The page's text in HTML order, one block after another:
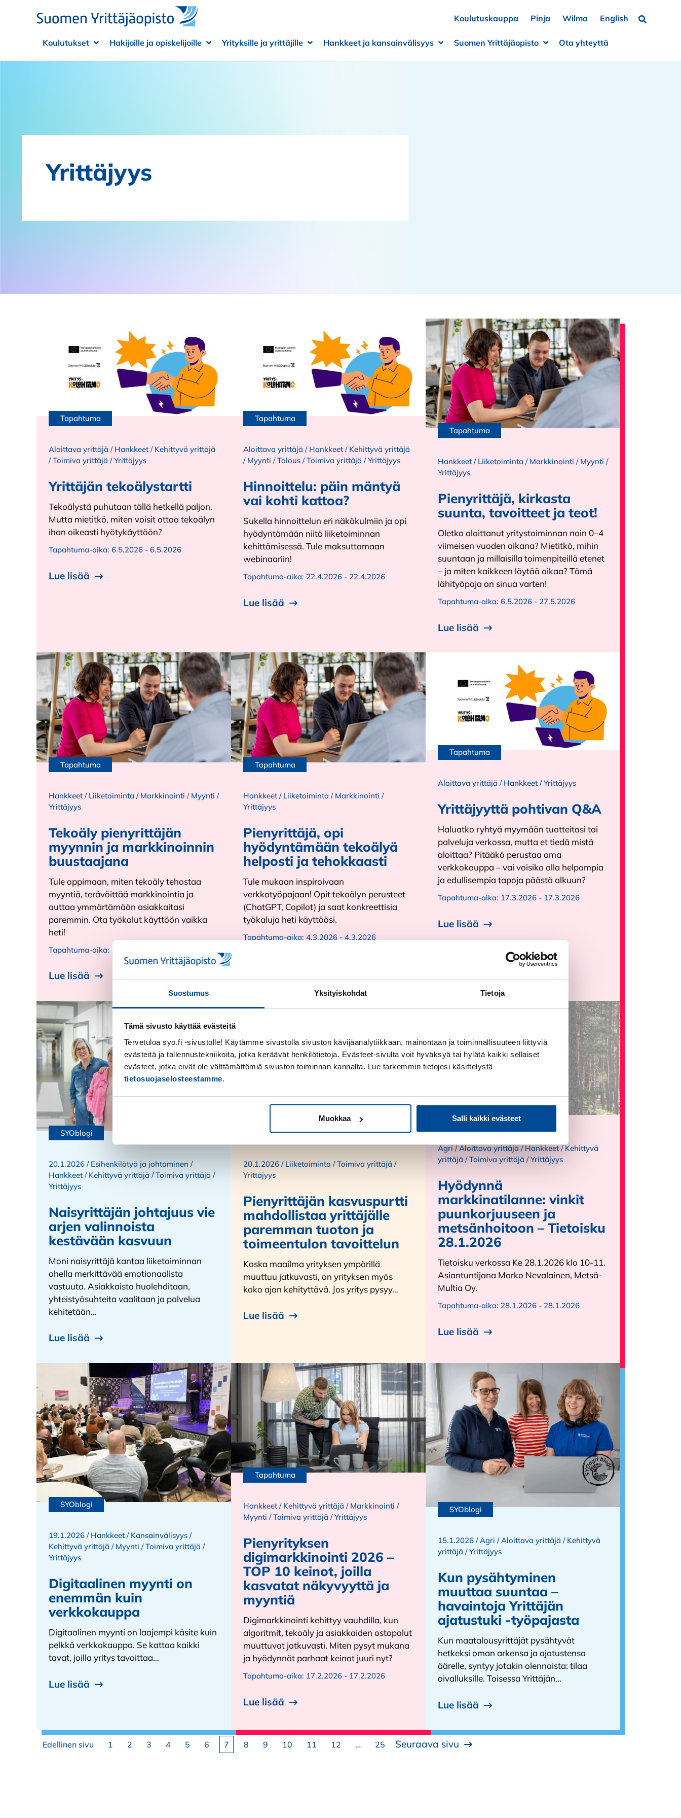
Suostumus Yksityiskohdat Tietoja
Tämä sivusto käyttää evästeitä
Tervetuloa syo.fi -sivustolle! Käytämme sivustolla sivuston kävijäanalytiikkaan, mainontaan ja toiminnallisuuteen liittyviä
evästeitä ja tallennustekniikoita, jotka keräävät henkilötietoja. Evästeet-sivulta voit hyväksyä tai hylätä kaikki sellaiset
evästeet, jotka eivät ole välttämättömiä sivuston toiminnan kannalta. Lue tarkemmin tietojesi käsittelystä
tietosuojaselosteestamme.
Muokkaa Salli kaikki evästeet
Koulutuskauppa
Pinja Wilma English Hae…
Koulutukset
Avaa alivalikko
Sulje alivalikko
Hakijoille ja opiskelijoille
Avaa alivalikko
Sulje alivalikko
Yrityksille ja yrittäjille
Avaa alivalikko
Sulje alivalikko
Hankkeet ja kansainvälisyys
Avaa alivalikko
Sulje alivalikko
Suomen Yrittäjäopisto
Avaa alivalikko
Sulje alivalikko
Ota yhteyttä
Yrittäjyys
Tapahtuma
Aloittava yrittäjä / Hankkeet / Kehittyvä yrittäjä
/Toimiva yrittäjä /Yrittäjyys
Yrittäjän tekoälystartti
Tekoälystä puhutaan tällä hetkellä paljon.
Mutta mietitkö, miten voisit ottaa tekoälyn
ihan oikeasti hyötykäyttöön?
Tapahtuma-aika: 6.5.2026 - 6.5.2026
Lue lisää
Tapahtuma
Aloittava yrittäjä / Hankkeet / Kehittyvä yrittäjä
/ Myynti /Talous /Toimiva yrittäjä /Yrittäjyys
Hinnoittelu: päin mäntyä
vai kohti kattoa?
Sukella hinnoittelun eri näkökulmiin ja opi
hyödyntämään niitä liiketoiminnan
kehittämisessä. Tule maksuttomaan
webinaariin!
Tapahtuma-aika: 22.4.2026 - 22.4.2026
Lue lisää
Tapahtuma
Hankkeet / Liiketoiminta / Markkinointi / Myynti /
Yrittäjyys
Pienyrittäjä, kirkasta
suunta, tavoitteet ja teot!
Oletko aloittanut yritystoiminnan noin 0–4
viimeisen vuoden aikana? Mietitkö, mihin
suuntaan ja millaisilla toimenpiteillä etenet
– ja miten kaikkeen löytää aikaa? Tämä
lähityöpaja on sinua varten!
Tapahtuma-aika: 6.5.2026 - 27.5.2026
Lue lisää
Tapahtuma
Hankkeet / Liiketoiminta / Markkinointi / Myynti /
Yrittäjyys
Tekoäly pienyrittäjän
myynnin ja markkinoinnin
buustaajana
Tule oppimaan, miten tekoäly tehostaa
myyntiä, terävöittää markkinointia ja
auttaa ymmärtämään asiakkaitasi
paremmin. Ota työkalut käyttöön vaikka
heti!
Tapahtuma-aika:
Lue lisää
Tapahtuma
Hankkeet / Liiketoiminta / Markkinointi /
Yrittäjyys
Pienyrittäjä, opi
hyödyntämään tekoälyä
helposti ja tehokkaasti
Tule mukaan inspiroivaan
verkkotyöpajaan! Opit tekoälyn perusteet
(ChatGPT, Copilot) ja saat konkreettisia
työkaluja heti käyttöösi.
Tapahtuma-aika: 4.3.2026 - 4.3.2026
Tapahtuma
Aloittava yrittäjä / Hankkeet /Yrittäjyys
Yrittäjyyttä pohtivan Q&A
Haluatko ryhtyä myymään tuotteitasi tai
palveluja verkossa, mutta et tiedä mistä
aloittaa? Pitääkö perustaa oma
verkkokauppa – vai voisiko olla helpompia
ja edullisempia tapoja päästä alkuun?
Tapahtuma-aika: 17.3.2026 - 17.3.2026
Lue lisää
SYOblogi
20.1.2026 / Esihenkilötyö ja johtaminen /
Hankkeet / Kehittyvä yrittäjä /Toimiva yrittäjä /
Yrittäjyys
Naisyrittäjän johtajuus vie
arjen valinnoista
kestävään kasvuun
Moni naisyrittäjä kantaa liiketoiminnan
ohella merkittävää emotionaalista
vastuuta. Asiakkaista huolehditaan,
yhteistyösuhteita vaalitaan ja palvelua
kehitetään…
Lue lisää
Uutinen
20.1.2026 / Liiketoiminta /Toimiva yrittäjä /
Yrittäjyys
Pienyrittäjän kasvuspurtti
mahdollistaa yrittäjälle
paremman tuoton ja
toimeentulon tavoittelun
Koska maailma yrityksen ympärillä
muuttuu jatkuvasti, on yrityksen myös
koko ajan kehityttävä. Jos yritys pysyy…
Lue lisää
Tapahtuma
Agri/Aloittava yrittäjä/Hankkeet/ Kehittyvä
yrittäjä /Toimiva yrittäjä /Yrittäjyys
Hyödynnä
markkinatilanne: vinkit
puunkorjuuseen ja
metsänhoitoon – Tietoisku
28.1.2026
Tietoisku verkossa Ke 28.1.2026 klo 10-11.
Asiantuntijana Marko Nevalainen, Metsä-
Multia Oy.
Tapahtuma-aika: 28.1.2026 - 28.1.2026
Lue lisää
SYOblogi
19.1.2026 / Hankkeet / Kansainvälisyys /
Kehittyvä yrittäjä / Myynti /Toimiva yrittäjä /
Yrittäjyys
Digitaalinen myynti on
enemmän kuin
verkkokauppa
Digitaalinen myynti on laajempi käsite kuin
pelkkä verkkokauppa. Se kattaa kaikki
tavat, joilla yritys tavoittaa…
Lue lisää
Tapahtuma
Hankkeet / Kehittyvä yrittäjä / Markkinointi /
Myynti /Toimiva yrittäjä /Yrittäjyys
Pienyrityksen
digimarkkinointi 2026 –
TOP 10 keinot, joilla
kasvatat näkyvyyttä ja
myyntiä
Digimarkkinointi kehittyy vauhdilla, kun
algoritmit, tekoäly ja asiakkaiden ostopolut
muuttuvat jatkuvasti. Miten pysyt mukana
ja hyödynnät parhaat keinot juuri nyt?
Tapahtuma-aika: 17.2.2026 - 17.2.2026
Lue lisää
SYOblogi
15.1.2026 /Agri /Aloittava yrittäjä / Kehittyvä
yrittäjä /Yrittäjyys
Kun pysähtyminen
muuttaa suuntaa –
havaintoja Yrittäjän
ajatustuki -työpajasta
Kun maatalousyrittäjät pysähtyvät
hetkeksi oman arkensa ja ajatustensa
äärelle, syntyy jotakin olennaista: tilaa
oivalluksille. Toisessa Yrittäjän…
Lue lisää
Artikkelien sivutus
Edellinen sivu Sivu
1 Sivu
2 Sivu
3 Sivu
4 Sivu
5 Sivu
6 Sivu
7 Sivu
8 Sivu
9 Sivu
10 Sivu
11 Sivu
12 … Sivu
25 Seuraava sivu